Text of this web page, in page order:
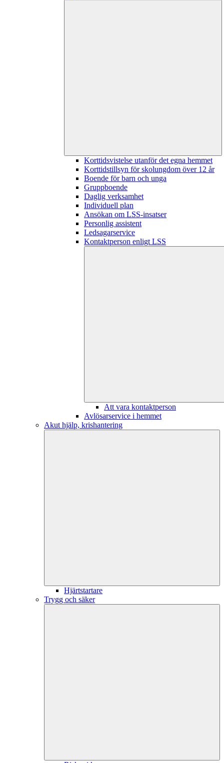
Korttidsvistelse utanför det egna hemmet
Korttidstillsyn för skolungdom över 12 år
Boende för barn och unga
Gruppboende
Daglig verksamhet
Individuell plan
Ansökan om LSS-insatser
Personlig assistent
Ledsagarservice
Kontaktperson enligt LSS
Att vara kontaktperson
Avlösarservice i hemmet
Akut hjälp, krishantering
Hjärtstartare
Trygg och säker